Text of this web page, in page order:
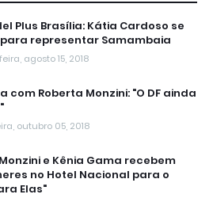
Plus Brasília: Kátia Cardoso se
representar Samambaia
agosto 15, 2018
com Roberta Monzini: "O DF ainda
outubro 05, 2018
e Kênia Gama recebem
no Hotel Nacional para o
Elas"